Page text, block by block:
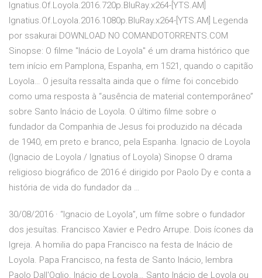
Ignatius.Of.Loyola.2016.720p.BluRay.x264-[YTS.AM]
Ignatius.Of.Loyola.2016.1080p.BluRay.x264-[YTS.AM] Legenda
por ssakurai DOWNLOAD NO COMANDOTORRENTS.COM
Sinopse: O filme "Inácio de Loyola" é um drama histórico que
tem início em Pamplona, Espanha, em 1521, quando o capitão
Loyola… O jesuíta ressalta ainda que o filme foi concebido
como uma resposta à “ausência de material contemporâneo”
sobre Santo Inácio de Loyola. O último filme sobre o
fundador da Companhia de Jesus foi produzido na década
de 1940, em preto e branco, pela Espanha. Ignacio de Loyola
(Ignacio de Loyola / Ignatius of Loyola) Sinopse O drama
religioso biográfico de 2016 é dirigido por Paolo Dy e conta a
história de vida do fundador da …
30/08/2016 · “Ignacio de Loyola”, um filme sobre o fundador
dos jesuítas. Francisco Xavier e Pedro Arrupe. Dois ícones da
Igreja. A homilia do papa Francisco na festa de Inácio de
Loyola. Papa Francisco, na festa de Santo Inácio, lembra
Paolo Dall'Oglio. Inácio de Loyola… Santo Inácio de Loyola ou